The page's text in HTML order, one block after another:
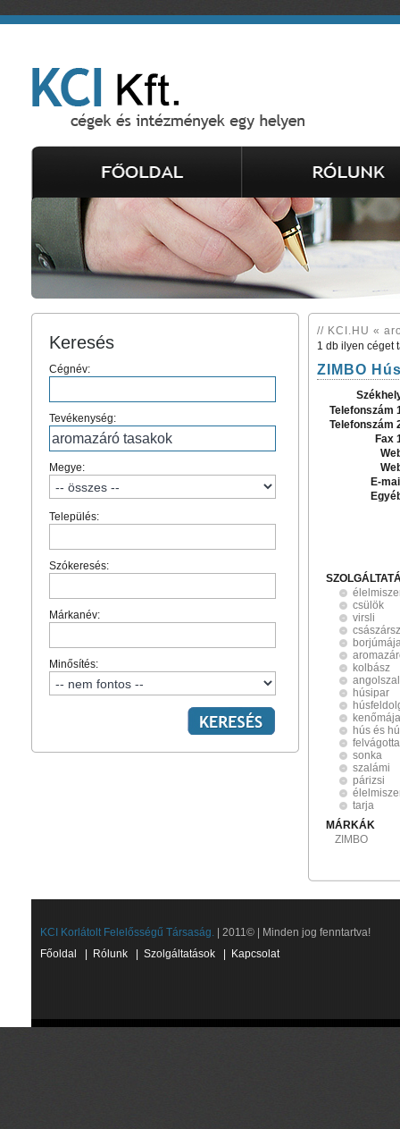
Keresés
Cégnév:
Tevékenység:
Megye:
Település:
Szókeresés:
Márkanév:
Minősítés:
// KCI.HU «
1 db ilyen céget
ZIMBO
Telefonszám
Telefonszám
Fax
E-
csülök
virsli
kolbász
húsipar
hús és
sonka
szalámi
párizsi
tarja
MÁRKÁK
ZIMBO
KCI Korlátolt Felelősségű Társaság. | 2011© | Minden jog fenntartva!
Főoldal
Rólunk Szolgáltatások Kapcsolat